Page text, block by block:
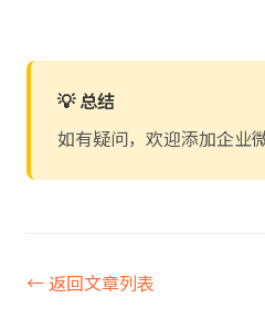
💡 总结
如有疑问，欢迎添加企业
← 返回文章列表